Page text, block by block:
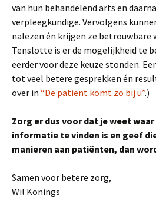
van hun behandelend arts en
verpleegkundige. Vervolgens
nalezen én krijgen ze betrouwbare
Tenslotte is er de mogelijkheid te
eerder voor deze keuze stonden.
tot veel betere gesprekken én
over in “De patiënt komt zo bij u”.)
Zorg er dus voor dat je weet
informatie te vinden is en geef
manieren aan patiënten, dan
Samen voor betere zorg,
Wil Konings